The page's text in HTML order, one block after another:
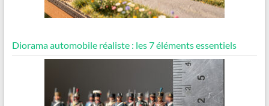
Diorama automobile réaliste : les 7 éléments essentiels